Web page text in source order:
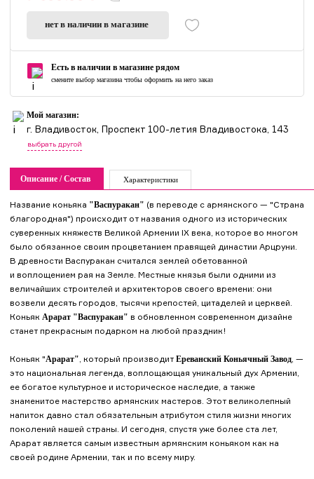
нет в наличии в магазине
Есть в наличии в магазине рядом
смените выбор магазина чтобы оформить на него заказ
Мой магазин:
г. Владивосток, Проспект 100-летия Владивостока, 143
выбрать другой
Описание / Состав Характеристики
Название коньяка "Васпуракан" (в переводе с армянского — "Страна
благородная") происходит от названия одного из исторических
суверенных княжеств Великой Армении IХ века, которое во многом
было обязанное своим процветанием правящей династии Арцруни.
В древности Васпуракан считался землей обетованной
и воплощением рая на Земле. Местные князья были одними из
величайших строителей и архитекторов своего времени: они
возвели десять городов, тысячи крепостей, цитаделей и церквей.
Коньяк Арарат "Васпуракан" в обновленном современном дизайне
станет прекрасным подарком на любой праздник!
Коньяк "Арарат", который производит Ереванский Коньячный Завод, —
это национальная легенда, воплощающая уникальный дух Армении,
ее богатое культурное и историческое наследие, а также
знаменитое мастерство армянских мастеров. Этот великолепный
напиток давно стал обязательным атрибутом стиля жизни многих
поколений нашей страны. И сегодня, спустя уже более ста лет,
Арарат является самым известным армянским коньяком как на
своей родине Армении, так и по всему миру.